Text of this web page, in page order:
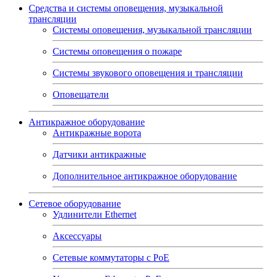
Средства и системы оповещения, музыкальной
трансляции
Системы оповещения, музыкальной трансляции
Системы оповещения о пожаре
Системы звукового оповещения и трансляции
Оповещатели
Антикражное оборудование
Антикражные ворота
Датчики антикражные
Дополнительное антикражное оборудование
Сетевое оборудование
Удлинители Ethernet
Аксессуары
Сетевые коммутаторы с РоЕ